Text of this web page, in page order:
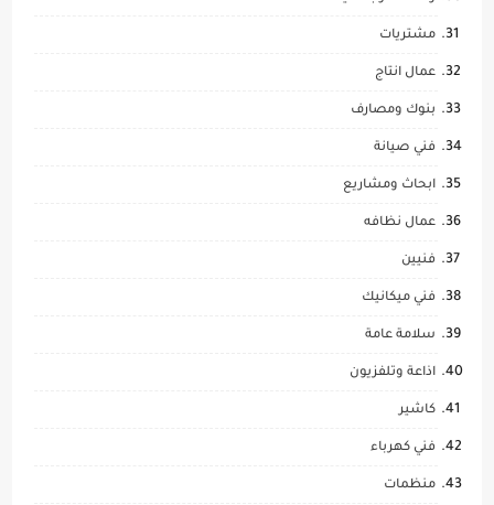
مشتريات
عمال انتاج
بنوك ومصارف
فني صيانة
ابحاث ومشاريع
عمال نظافه
فنيين
فني ميكانيك
سلامة عامة
اذاعة وتلفزيون
كاشير
فني كهرباء
منظمات